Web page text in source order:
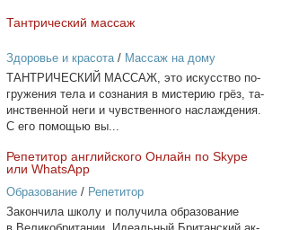
Тан­три­че­ский мас­саж
Здоровье и красота/ Массаж на дому
ТАНТРИЧЕСКИЙ МАССАЖ, это ис­кус­ство по­
гру­же­ния те­ла и со­зна­ния в ми­сте­рию грёз, та­
ин­ствен­ной неги и чув­ствен­но­го на­сла­жде­ния.
С его по­мо­щью вы...
Ре­пе­ти­тор ан­глий­ско­го Он­лайн по Skype
или WhatsApp
Образование/ Репетитор
За­кон­чи­ла шко­лу и по­лу­чи­ла об­ра­зо­ва­ние